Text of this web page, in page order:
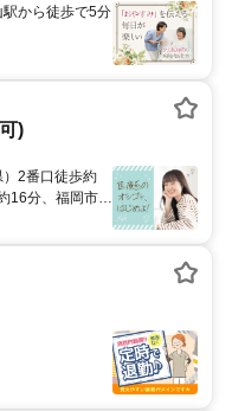
から徒歩で5分
)
2番口徒歩約
16分、福岡市営
野芥駅」より
（敷地内無料